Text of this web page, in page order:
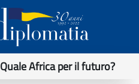
Quale Africa per il futuro?